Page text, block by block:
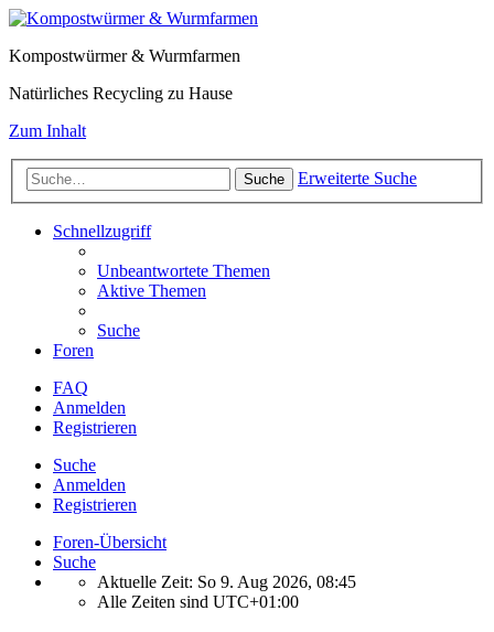
Kompostwürmer & Wurmfarmen
Natürliches Recycling zu Hause
Zum Inhalt
Suche Erweiterte Suche
Schnellzugriff
Unbeantwortete Themen
Aktive Themen
Suche
Foren
FAQ
Anmelden
Registrieren
Suche
Anmelden
Registrieren
Foren-Übersicht
Suche
Aktuelle Zeit: So 9. Aug 2026, 08:45
Alle Zeiten sind UTC+01:00